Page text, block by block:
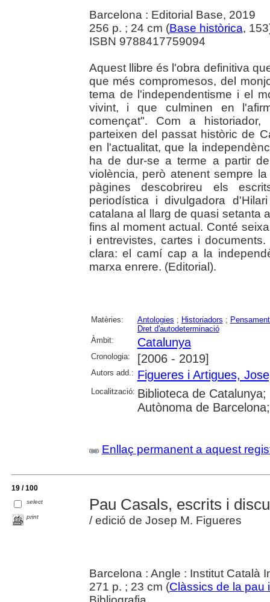
Barcelona : Editorial Base, 2019
256 p. ; 24 cm (Base històrica,
ISBN 9788417759094
Aquest llibre és l'obra definitiva
que més compromesos, del
tema de l'independentisme i el
vivint, i que culminen en
començat". Com a
parteixen del passat històric de
en l'actualitat, que la
ha de dur-se a terme a partir
violència, però atenent sempre
pàgines descobrireu els
periodística i divulgadora
catalana al llarg de quasi setanta
fins al moment actual. Conté
i entrevistes, cartes i
clara: el camí cap a la
marxa enrere. (Editorial).
Matèries: Antologies ; Historiadors ;
Dret d'autodeterminació
Àmbit:
Catalunya
Cronologia: [2006 - 2019]
Autors add.: Figueres i Artigues,
Localització: Biblioteca de
Autònoma de
Enllaç permanent a aquest
19 / 100
select
print
Pau Casals, escrits i
/ edició de Josep M. Figueres
Barcelona : Angle : Institut Català
271 p. ; 23 cm (Clàssics de la pau